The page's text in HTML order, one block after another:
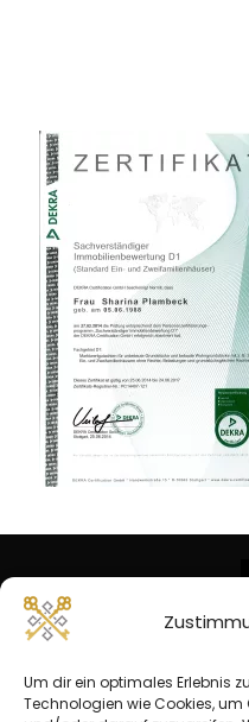
Um dir ein optimales Erlebnis
Technologien wie Cookies,
© Copyright 2026 -
Impressum